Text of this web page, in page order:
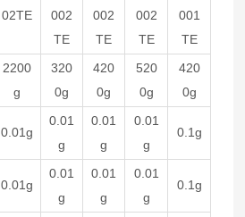
02TE
002
TE
002
TE
002
TE
001
TE
2200
g
320
0g
420
0g
520
0g
420
0g
0.01g
0.01
g
0.01
g
0.01
g
0.1g
0.01g
0.01
g
0.01
g
0.01
g
0.1g